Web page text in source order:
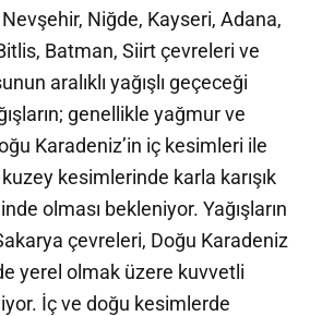
Niğde, Kayseri, Adana,
Batman, Siirt çevreleri ve
aralıklı yağışlı geçeceği
genellikle yağmur ve
Karadeniz’in iç kesimleri ile
kesimlerinde karla karışık
olması bekleniyor. Yağışların
çevreleri, Doğu Karadeniz
yerel olmak üzere kuvvetli
İç ve doğu kesimlerde